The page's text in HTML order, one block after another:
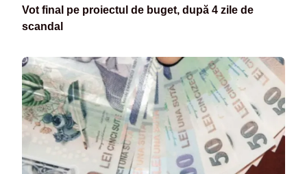
Vot final pe proiectul de buget, după 4 zile de
scandal